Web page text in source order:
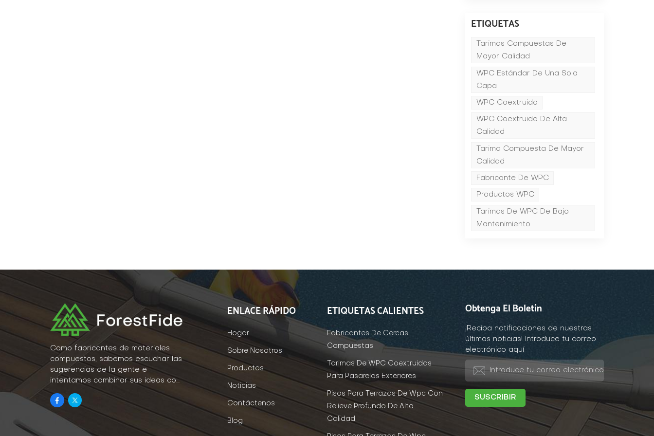
ETIQUETAS
Tarimas Compuestas De
Mayor Calidad
WPC Estándar De Una Sola
Capa
WPC Coextruido
WPC Coextruido De Alta
Calidad
Tarima Compuesta De Mayor
Calidad
Fabricante De WPC
Productos WPC
Tarimas De WPC De Bajo
Mantenimiento
Como fabricantes de materiales
compuestos, sabemos escuchar las
sugerencias de la gente e
intentamos combinar sus ideas con
la realidad como parte de nuestro
estilo de vida.
ENLACE RÁPIDO
Hogar
Sobre Nosotros
Productos
Noticias
Contáctenos
Blog
ETIQUETAS CALIENTES
Fabricantes De Cercas
Compuestas
Tarimas De WPC Coextruidas
Para Pasarelas Exteriores
Pisos Para Terrazas De Wpc Con
Relieve Profundo De Alta
Calidad
Obtenga El Boletín
¡Reciba notificaciones de nuestras
últimas noticias! Introduce tu correo
electrónico aquí